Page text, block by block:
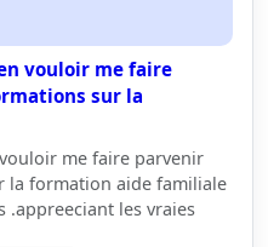
vouloir me faire
sur la
me faire parvenir
la formation aide familiale
.appreeciant les vraies